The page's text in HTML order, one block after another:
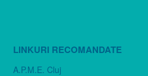
LINKURI RECOMANDATE
A.P.M.E. Cluj